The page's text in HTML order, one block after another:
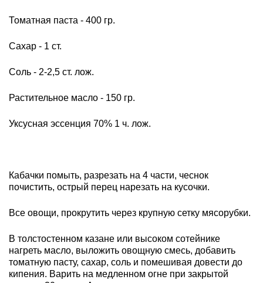
Томатная паста - 400 гр.
Сахар - 1 ст.
Соль - 2-2,5 ст. лож.
Растительное масло - 150 гр.
Уксусная эссенция 70% 1 ч. лож.
Кабачки помыть, разрезать на 4 части, чеснок
почистить, острый перец нарезать на кусочки.
Все овощи, прокрутить через крупную сетку мясорубки.
В толстостенном казане или высоком сотейнике
нагреть масло, выложить овощную смесь, добавить
томатную пасту, сахар, соль и помешивая довести до
кипения. Варить на медленном огне при закрытой